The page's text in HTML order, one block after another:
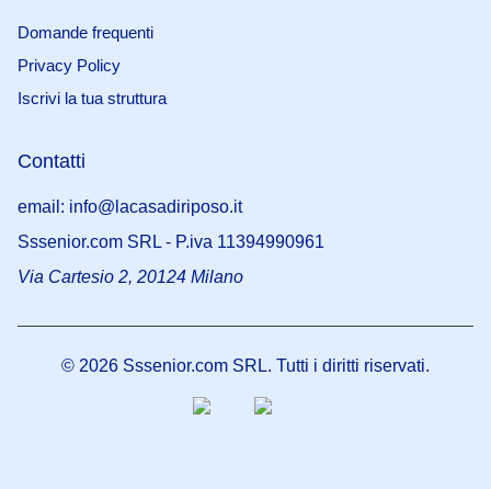
Domande frequenti
Privacy Policy
Iscrivi la tua struttura
Contatti
email: info@lacasadiriposo.it
Sssenior.com SRL - P.iva 11394990961
Via Cartesio 2, 20124 Milano
© 2026 Sssenior.com SRL. Tutti i diritti riservati.